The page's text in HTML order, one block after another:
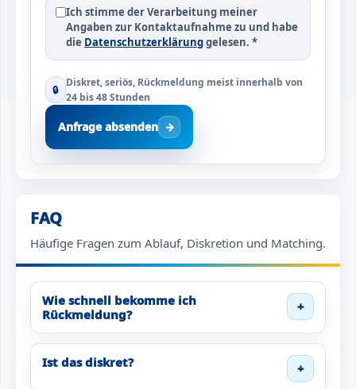
Ich stimme der Verarbeitung meiner
Angaben zur Kontaktaufnahme zu und habe
die Datenschutzerklärunggelesen. *
🔒
Diskret, seriös, Rückmeldung meist innerhalb von
24 bis 48 Stunden
Anfrage absenden →
FAQ
Häufige Fragen zum Ablauf, Diskretion und Matching.
Wie schnell bekomme ich
Rückmeldung?
+
Ist das diskret? +